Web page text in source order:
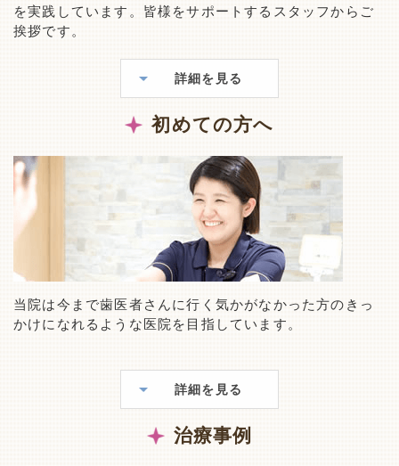
を実践しています。皆様をサポートするスタッフからご
挨拶です。
詳細を見る
初めての方へ
当院は今まで歯医者さんに行く気かがなかった方のきっ
かけになれるような医院を目指しています。
詳細を見る
治療事例